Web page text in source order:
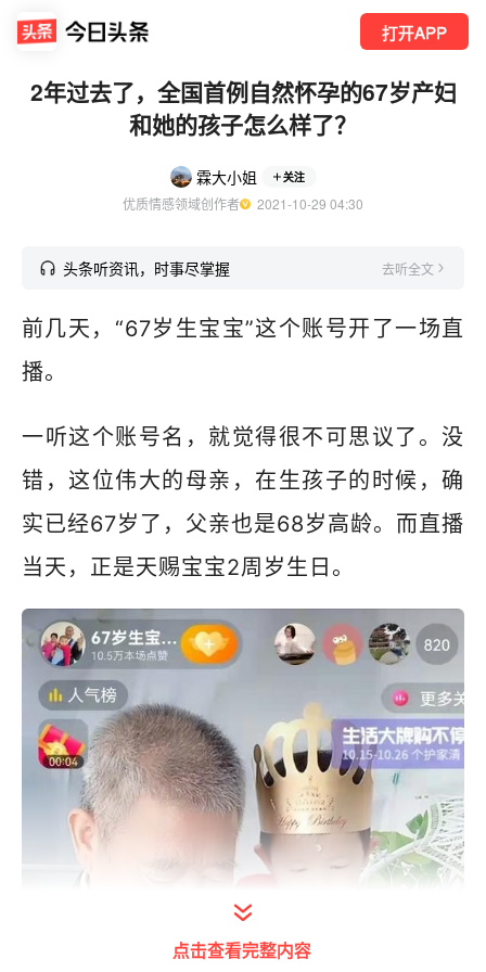
打开APP
2年过去了，全国首例自然怀孕的67岁产妇
和她的孩子怎么样了？
霖大小姐 关注
优质情感领域创作者
  2021-10-29 04:30
头条听资讯，时事尽掌握 去听全文
前几天，“67岁生宝宝”这个账号开了一场直
播。
一听这个账号名，就觉得很不可思议了。没
错，这位伟大的母亲，在生孩子的时候，确
实已经67岁了，父亲也是68岁高龄。而直播
当天，正是天赐宝宝2周岁生日。
点击查看完整内容